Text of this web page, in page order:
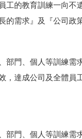
的教育訓練一向
需求』及『公司政
門、個人等訓練
達成公司及全體員
門、個人等訓練